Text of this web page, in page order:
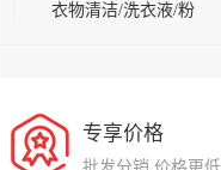
衣物清洁/洗衣液/粉
专享价格